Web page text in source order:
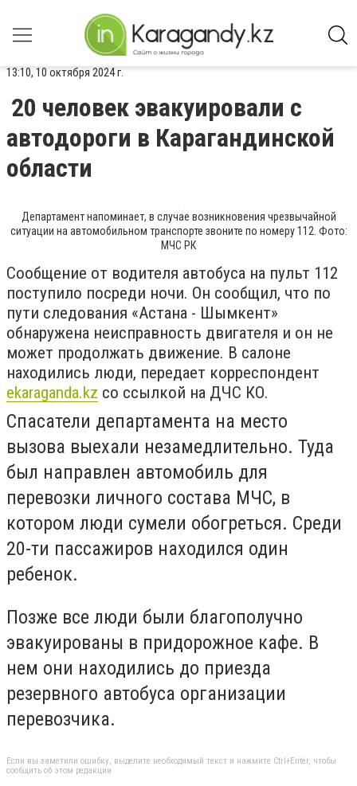
13:10, 10 октября 2024 г.
20 человек эвакуировали с
автодороги в Карагандинской
области
Департамент напоминает, в случае возникновения чрезвычайной
ситуации на автомобильном транспорте звоните по номеру 112. Фото:
МЧС РК
Сообщение от водителя автобуса на пульт 112
поступило посреди ночи. Он сообщил, что по
пути следования «Астана - Шымкент»
обнаружена неисправность двигателя и он не
может продолжать движение. В салоне
находились люди, передает корреспондент
ekaraganda.kz со ссылкой на ДЧС КО.
Спасатели департамента на место
вызова выехали незамедлительно. Туда
был направлен автомобиль для
перевозки личного состава МЧС, в
котором люди сумели обогреться. Среди
20-ти пассажиров находился один
ребенок.
Позже все люди были благополучно
эвакуированы в придорожное кафе. В
нем они находились до приезда
резервного автобуса организации
перевозчика.
Если вы заметили ошибку, выделите необходимый текст и нажмите Ctrl+Enter, чтобы
сообщить об этом редакции